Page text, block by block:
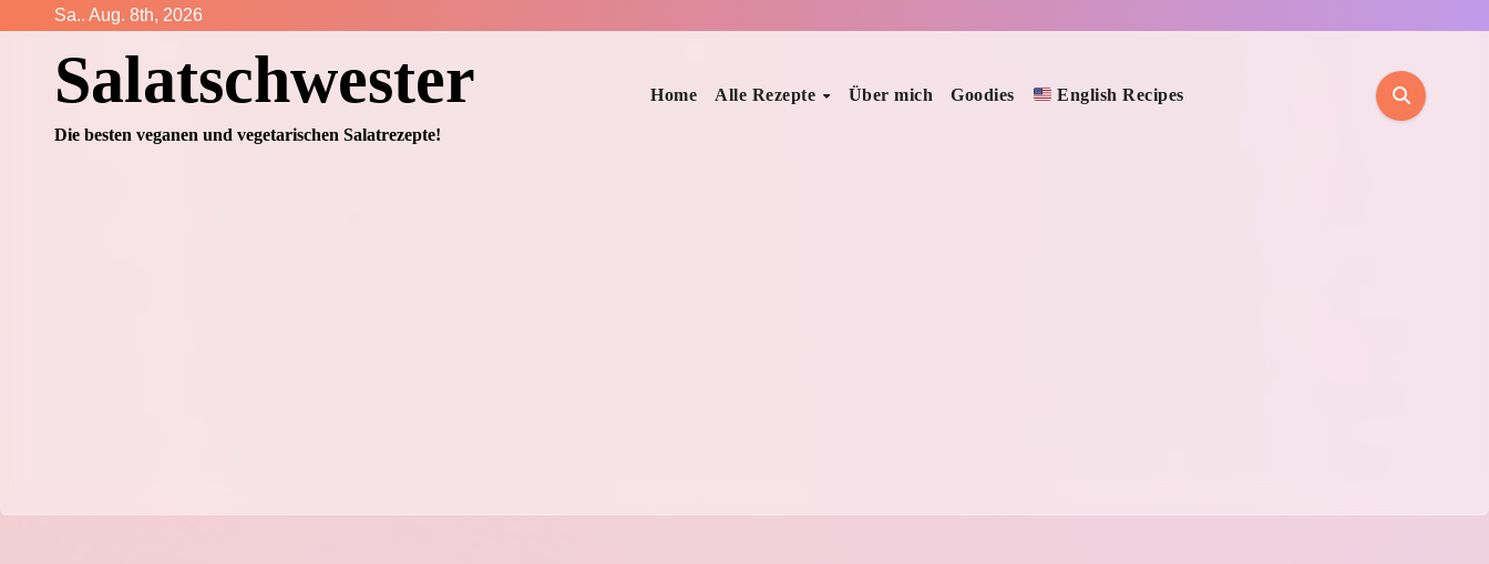
springen
Sa.. Aug. 8th, 2026
Salatschwester
Die besten veganen und vegetarischen Salatrezepte!
Home Alle Rezepte Über mich Goodies English Recipes